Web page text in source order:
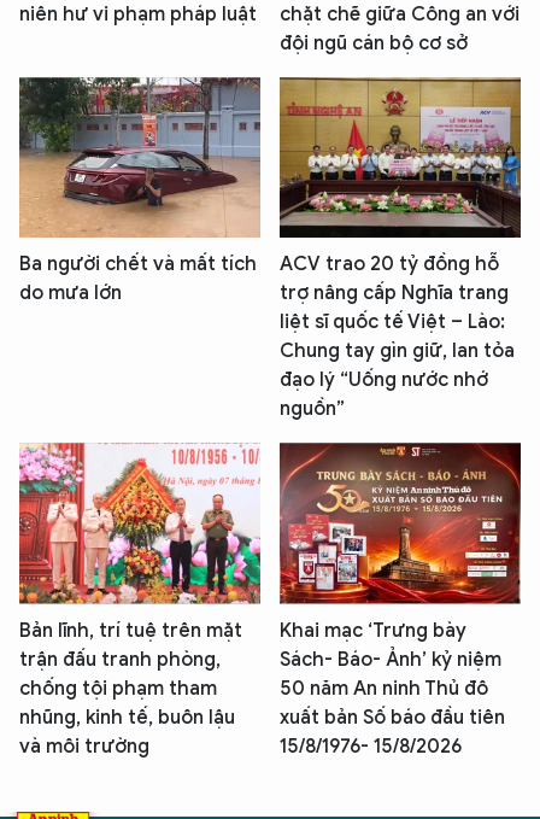
niên hư vi phạm pháp luật
chặt chẽ giữa Công an với
đội ngũ cán bộ cơ sở
Ba người chết và mất tích
do mưa lớn
ACV trao 20 tỷ đồng hỗ
trợ nâng cấp Nghĩa trang
liệt sĩ quốc tế Việt – Lào:
Chung tay gìn giữ, lan tỏa
đạo lý “Uống nước nhớ
nguồn”
Bản lĩnh, trí tuệ trên mặt
trận đấu tranh phòng,
chống tội phạm tham
nhũng, kinh tế, buôn lậu
và môi trường
Khai mạc ‘Trưng bày
Sách- Báo- Ảnh’ kỷ niệm
50 năm An ninh Thủ đô
xuất bản Số báo đầu tiên
15/8/1976- 15/8/2026